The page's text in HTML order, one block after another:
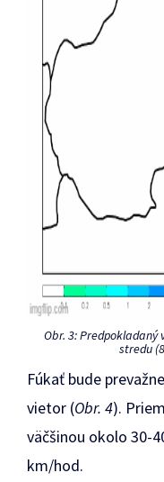
Obr. 3: Predpokladaný
stredu
Fúkať bude
vietor (Obr. 4).
väčšinou okolo 30-
km/hod.